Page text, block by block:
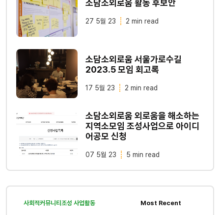
소담소외로움 활동 후보안
27 5월 23 2 min read
소담소외로움 서울가로수길
2023.5 모임 회고록
17 5월 23 2 min read
소담소외로움 외로움을 해소하는
지역소모임 조성사업으로 아이디
어공모 신청
07 5월 23 5 min read
사회적커뮤니티조성 사업활동 Most Recent